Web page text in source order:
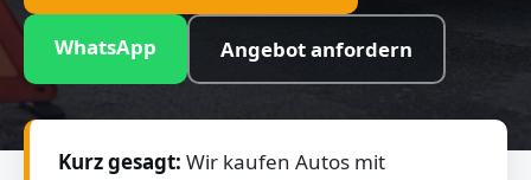
WhatsApp Angebot anfordern
Kurz gesagt: Wir kaufen Autos mit